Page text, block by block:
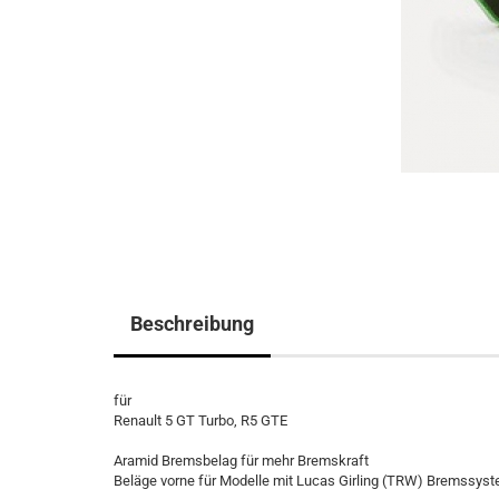
Beschreibung
für
Renault 5 GT Turbo, R5 GTE
Aramid Bremsbelag für mehr Bremskraft
Beläge vorne für Modelle mit Lucas Girling (TRW)